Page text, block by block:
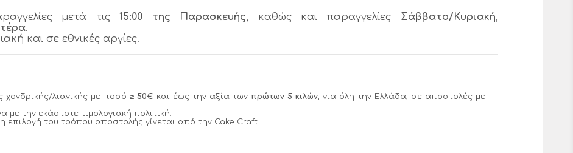
μετά τις15:00 της Παρασκευής, καθώς και παραγγελίες Σάββατο/Κυριακή,
.
και σε εθνικές αργίες.
χονδρικής/λιανικής με ποσό≥ 50€ και έως την αξία των πρώτων 5 κιλών, για όλη την Ελλάδα, σε αποστολές με
με την εκάστοτε τιμολογιακή πολιτική.
επιλογή του τρόπου αποστολής γίνεται από την Cake Craft.